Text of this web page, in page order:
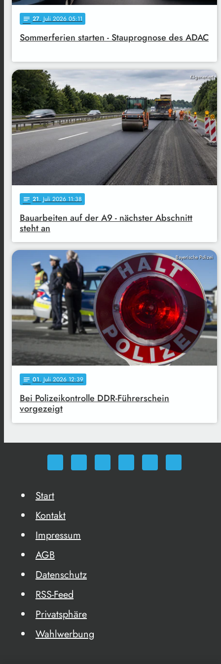
notes 27. Juli 2026 05:11
Sommerferien starten - Stauprognose des ADAC
KI-generiert
notes 21. Juli 2026 11:38
Bauarbeiten auf der A9 - nächster Abschnitt
steht an
Bayerische Polizei
notes 01. Juli 2026 12:39
Bei Polizeikontrolle DDR-Führerschein
vorgezeigt
Start
Kontakt
Impressum
AGB
Datenschutz
RSS-Feed
Privatsphäre
Wahlwerbung